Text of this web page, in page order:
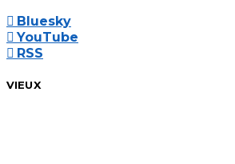
Bluesky
YouTube
RSS
VIEUX